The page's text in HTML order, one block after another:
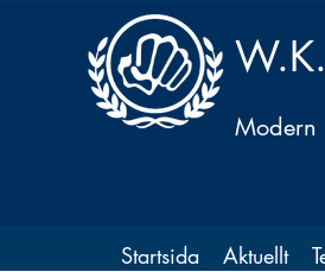
Modern
Startsida Aktuellt